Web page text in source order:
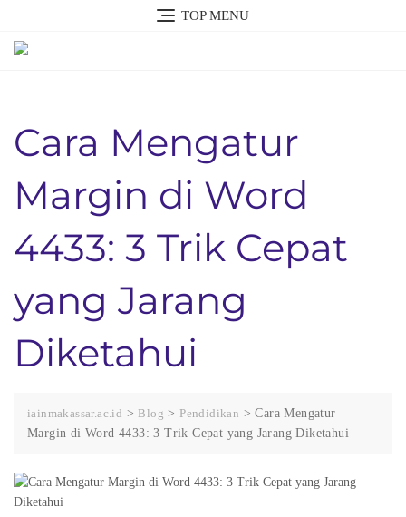
content
TOP MENU
Cara Mengatur
Margin di Word
4433: 3 Trik Cepat
yang Jarang
Diketahui
iainmakassar.ac.id > Blog > Pendidikan >Cara Mengatur
Margin di Word 4433: 3 Trik Cepat yang Jarang Diketahui